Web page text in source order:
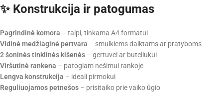
✨ Konstrukcija ir patogumas
Pagrindinė komora – talpi, tinkama A4 formatui
Vidinė medžiaginė pertvara – smulkiems daiktams ar pratyboms
2 šoninės tinklinės kišenės – gertuvei ar buteliukui
Viršutinė rankena – patogiam nešimui rankoje
Lengva konstrukcija – ideali pirmokui
Reguliuojamos petnešos – prisitaiko prie vaiko ūgio